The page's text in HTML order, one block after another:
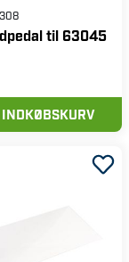
til 63045